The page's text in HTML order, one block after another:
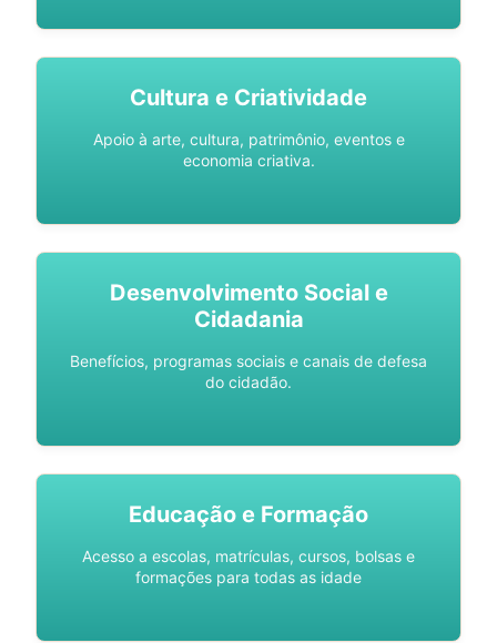
Cultura e Criatividade
Apoio à arte, cultura, patrimônio, eventos e
economia criativa.
Desenvolvimento Social e
Cidadania
Benefícios, programas sociais e canais de defesa
do cidadão.
Educação e Formação
Acesso a escolas, matrículas, cursos, bolsas e
formações para todas as idade